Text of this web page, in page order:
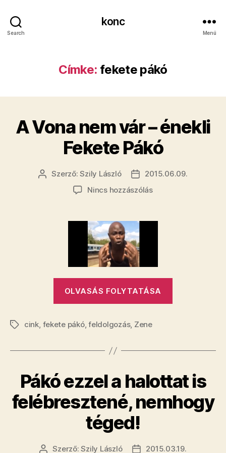
Search
konc
Menü
Címke: fekete pákó
A Vona nem vár – énekli
Fekete Pákó
Bejegyzés
Szerző:Szily László
Bejegyzés
dátuma
2015.06.09.
Nincs hozzászólása(z)
nem
Fekete
Pákó
bejegyzéshez
OLVASÁS FOLYTATÁSA
énekli
Pákó”
Címkék
cink, fekete pákó,feldolgozás, Zene
Pákó ezzel a halottat is
felébresztené, nemhogy
téged!
Bejegyzés
Szerző:Szily László
Bejegyzés
2015.03.19.